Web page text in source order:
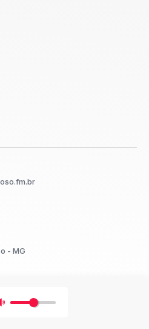
- MG
FM Barroso.
reservados.